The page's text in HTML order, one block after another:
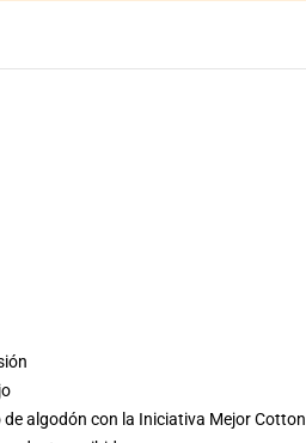
algodón con la Iniciativa Mejor Cotton